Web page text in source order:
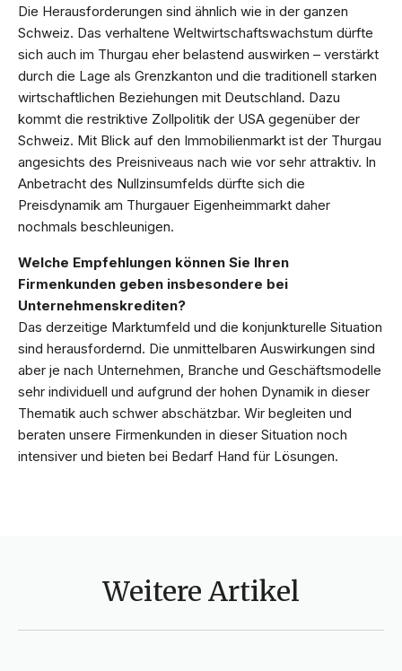
Die Herausforderungen sind ähnlich wie in der ganzen
Schweiz. Das verhaltene Weltwirtschaftswachstum dürfte
sich auch im Thurgau eher belastend auswirken – verstärkt
durch die Lage als Grenzkanton und die traditionell starken
wirtschaftlichen Beziehungen mit Deutschland. Dazu
kommt die restriktive Zollpolitik der USA gegenüber der
Schweiz. Mit Blick auf den Immobilienmarkt ist der Thurgau
angesichts des Preisniveaus nach wie vor sehr attraktiv. In
Anbetracht des Nullzinsumfelds dürfte sich die
Preisdynamik am Thurgauer Eigenheimmarkt daher
nochmals beschleunigen.
Welche Empfehlungen können Sie Ihren
Firmenkunden geben insbesondere bei
Unternehmenskrediten?
Das derzeitige Marktumfeld und die konjunkturelle Situation
sind herausfordernd. Die unmittelbaren Auswirkungen sind
aber je nach Unternehmen, Branche und Geschäftsmodelle
sehr individuell und aufgrund der hohen Dynamik in dieser
Thematik auch schwer abschätzbar. Wir begleiten und
beraten unsere Firmenkunden in dieser Situation noch
intensiver und bieten bei Bedarf Hand für Lösungen.
Weitere Artikel